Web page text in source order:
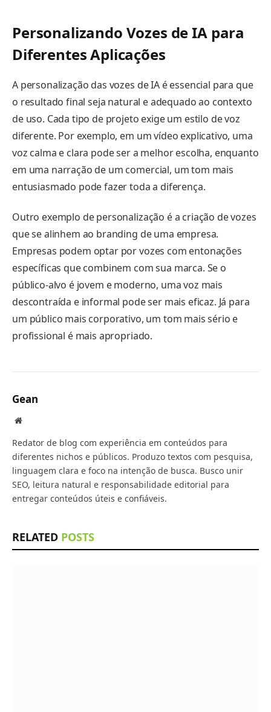
Personalizando Vozes de IA para
Diferentes Aplicações
A personalização das vozes de IA é essencial para que
o resultado final seja natural e adequado ao contexto
de uso. Cada tipo de projeto exige um estilo de voz
diferente. Por exemplo, em um vídeo explicativo, uma
voz calma e clara pode ser a melhor escolha, enquanto
em uma narração de um comercial, um tom mais
entusiasmado pode fazer toda a diferença.
Outro exemplo de personalização é a criação de vozes
que se alinhem ao branding de uma empresa.
Empresas podem optar por vozes com entonações
específicas que combinem com sua marca. Se o
público-alvo é jovem e moderno, uma voz mais
descontraída e informal pode ser mais eficaz. Já para
um público mais corporativo, um tom mais sério e
profissional é mais apropriado.
Gean
Website
Redator de blog com experiência em conteúdos para
diferentes nichos e públicos. Produzo textos com pesquisa,
linguagem clara e foco na intenção de busca. Busco unir
SEO, leitura natural e responsabilidade editorial para
entregar conteúdos úteis e confiáveis.
RELATED POSTS